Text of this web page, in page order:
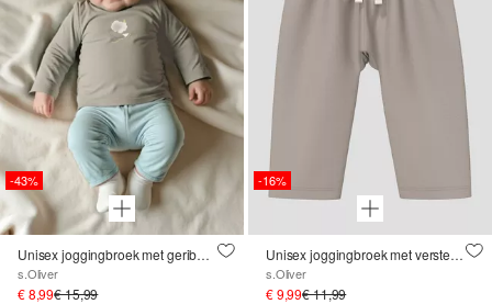
-43%
Unisex joggingbroek met geribde tailleband in een losse pasvorm
s.Oliver
€ 8,99€ 15,99
-16%
Unisex joggingbroek met verstelbare elastische tailleband
s.Oliver
€ 9,99€ 11,99